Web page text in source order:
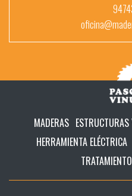
MADERAS
HERRAMIENTA ELÉCTRICA